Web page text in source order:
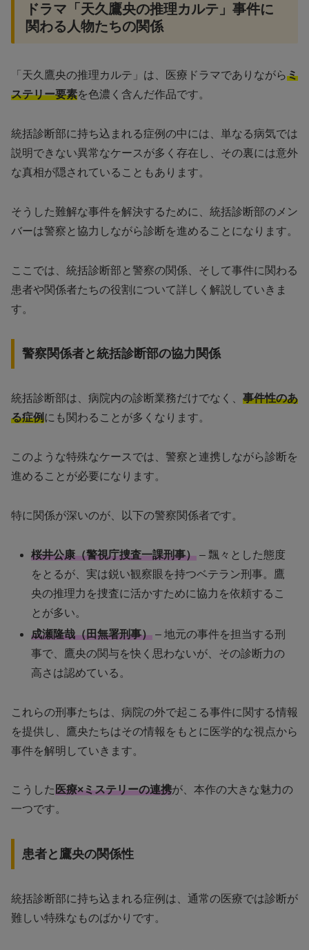
ドラマ「天久鷹央の推理カルテ」事件に
関わる人物たちの関係
「天久鷹央の推理カルテ」は、医療ドラマでありながらミ
ステリー要素を色濃く含んだ作品です。
統括診断部に持ち込まれる症例の中には、単なる病気では
説明できない異常なケースが多く存在し、その裏には意外
な真相が隠されていることもあります。
そうした難解な事件を解決するために、統括診断部のメン
バーは警察と協力しながら診断を進めることになります。
ここでは、統括診断部と警察の関係、そして事件に関わる
患者や関係者たちの役割について詳しく解説していきま
す。
警察関係者と統括診断部の協力関係
統括診断部は、病院内の診断業務だけでなく、 事件性のあ
る症例にも関わることが多くなります。
このような特殊なケースでは、警察と連携しながら診断を
進めることが必要になります。
特に関係が深いのが、以下の警察関係者です。
桜井公康（警視庁捜査一課刑事） – 飄々とした態度
をとるが、実は鋭い観察眼を持つベテラン刑事。鷹
央の推理力を捜査に活かすために協力を依頼するこ
とが多い。
成瀬隆哉（田無署刑事） – 地元の事件を担当する刑
事で、鷹央の関与を快く思わないが、その診断力の
高さは認めている。
これらの刑事たちは、病院の外で起こる事件に関する情報
を提供し、鷹央たちはその情報をもとに医学的な視点から
事件を解明していきます。
こうした医療×ミステリーの連携が、本作の大きな魅力の
一つです。
患者と鷹央の関係性
統括診断部に持ち込まれる症例は、通常の医療では診断が
難しい特殊なものばかりです。